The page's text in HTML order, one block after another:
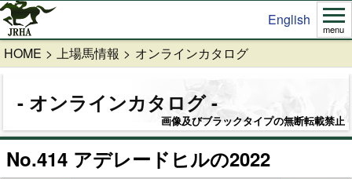
English
menu
HOME 上場馬情報 オンラインカタログ
オンラインカタログ
画像及びブラックタイプの無断転載禁止
No.414 アデレードヒルの2022